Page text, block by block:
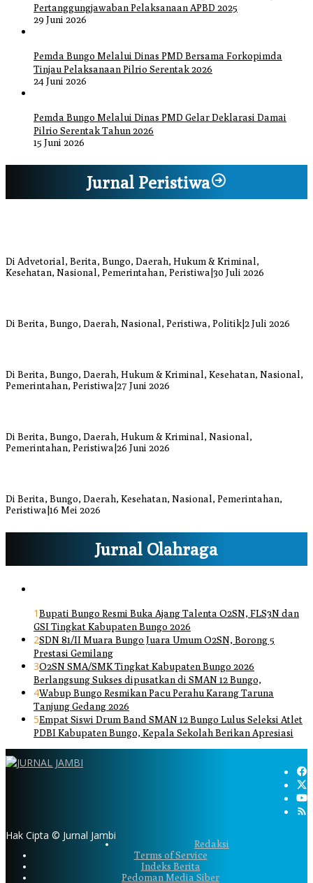
Pertanggungjawaban Pelaksanaan APBD 2025
29 Juni 2026
Pemda Bungo Melalui Dinas PMD Bersama Forkopimda
Tinjau Pelaksanaan Pilrio Serentak 2026
24 Juni 2026
Pemda Bungo Melalui Dinas PMD Gelar Deklarasi Damai
Pilrio Serentak Tahun 2026
15 Juni 2026
Jurnal Peristiwa
Di Advetorial, Berita, Bungo, Daerah, Hukum & Kriminal,
Kesehatan, Nasional, Pemerintahan, Peristiwa 30 Juli 2026
Di Berita, Bungo, Daerah, Nasional, Peristiwa, Politik|2 Juli 2026
Di Berita, Bungo, Daerah, Hukum & Kriminal, Kesehatan, Nasional,
Pemerintahan, Peristiwa 27 Juni 2026
Di Berita, Bungo, Daerah, Hukum & Kriminal, Nasional,
Pemerintahan, Peristiwa 26 Juni 2026
Di Berita, Bungo, Daerah, Kesehatan, Nasional, Pemerintahan,
Peristiwa 16 Mei 2026
Jurnal Olahraga
1Bupati Bungo Resmi Buka Ajang Talenta O2SN, FLS3N dan
GSI Tingkat Kabupaten Bungo 2026
2SDN 81/II Muara Bungo Juara Umum O2SN, Borong 5
Prestasi Gemilang
3O2SN SMA/SMK Tingkat Kabupaten Bungo 2026
Berlangsung Sukses dipusatkan di SMAN 12 Bungo,
4Wabup Bungo Resmikan Pacu Perahu Karang Taruna
Tanjung Gedang 2026
5Empat Siswi Drum Band SMAN 12 Bungo Lulus Seleksi Atlet
PDBI Kabupaten Bungo, Kepala Sekolah Berikan Apresiasi
Hak Cipta © Jurnal Jambi
Redaksi
Terms of Service
Indeks Berita
Pedoman Media Siber